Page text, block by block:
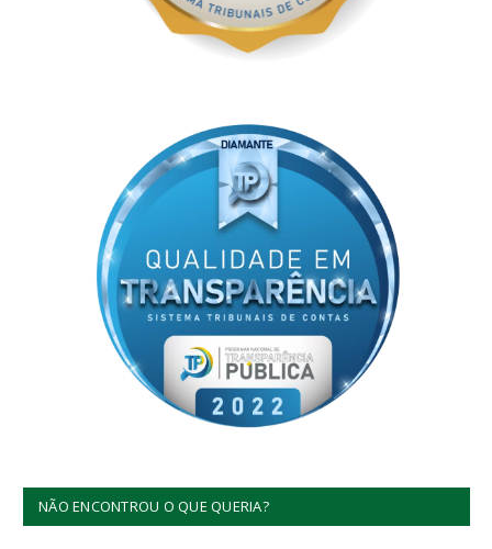
NÃO ENCONTROU O QUE QUERIA?